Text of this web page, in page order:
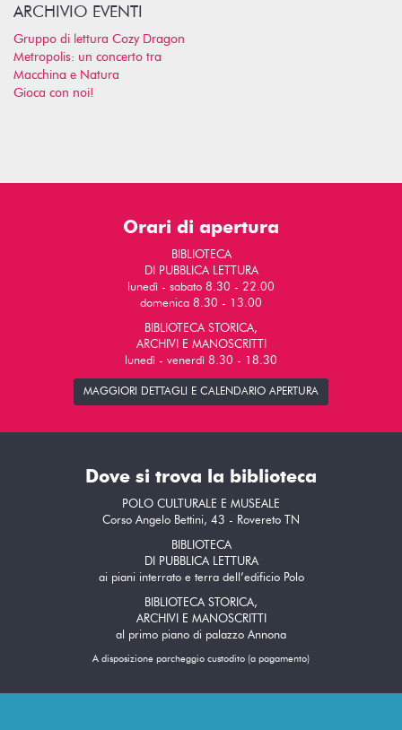
ARCHIVIO EVENTI
Gruppo di lettura Cozy Dragon
Metropolis: un concerto tra
Macchina e Natura
Gioca con noi!
Orari di apertura
BIBLIOTECA
DI PUBBLICA LETTURA
lunedì - sabato 8.30 - 22.00
domenica 8.30 - 13.00
BIBLIOTECA STORICA,
ARCHIVI E MANOSCRITTI
lunedì - venerdì 8.30 - 18.30
MAGGIORI DETTAGLI E CALENDARIO APERTURA
Dove si trova la biblioteca
POLO CULTURALE E MUSEALE
Corso Angelo Bettini, 43 - Rovereto TN
BIBLIOTECA
DI PUBBLICA LETTURA
ai piani interrato e terra dell’edificio Polo
BIBLIOTECA STORICA,
ARCHIVI E MANOSCRITTI
al primo piano di palazzo Annona
A disposizione parcheggio custodito (a pagamento)